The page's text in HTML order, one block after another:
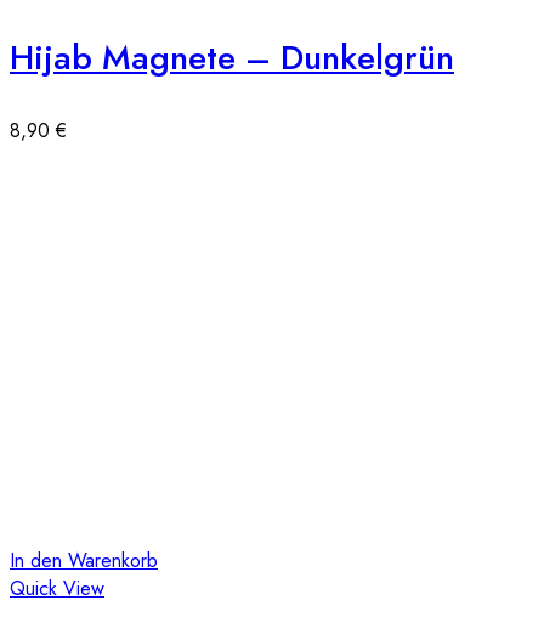
Hijab Magnete – Dunkelgrün
8,90€
In den Warenkorb
Quick View